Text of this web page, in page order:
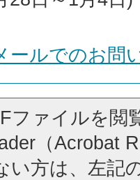
ールでのお問
ファイルを閲
（Acrobat
い方は、左記